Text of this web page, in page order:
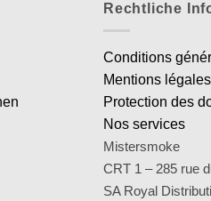
Rechtliche
Conditions
Mentions légales
Protection des
Nos services
Mistersmoke
CRT 1 – 285 rue
SA Royal